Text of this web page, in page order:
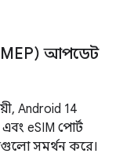
আপডেট
Android 14
eSIM পোর্ট
সমর্থন করে।